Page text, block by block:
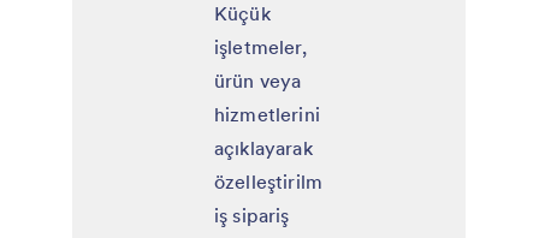
Küçük
işletmeler,
ürün veya
hizmetlerini
açıklayarak
özelleştirilm
iş sipariş